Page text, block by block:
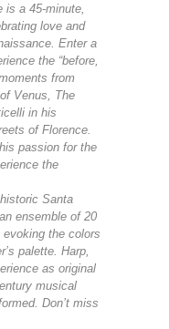
is a 45-minute,
love and
Enter a
the “before,
from
Venus, The
in his
of Florence.
passion for the
the
Santa
ensemble of 20
the colors
palette. Harp,
as original
musical
Don’t miss